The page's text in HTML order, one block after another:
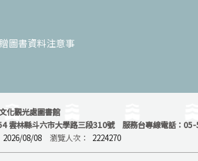
圖書資料注意事
化觀光處圖書館
雲林縣斗六市大學路三段310號 服務台專線電話：
2026/08/08 瀏覽人次： 2224270